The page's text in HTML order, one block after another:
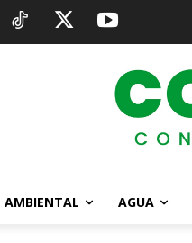
AMBIENTAL AGUA